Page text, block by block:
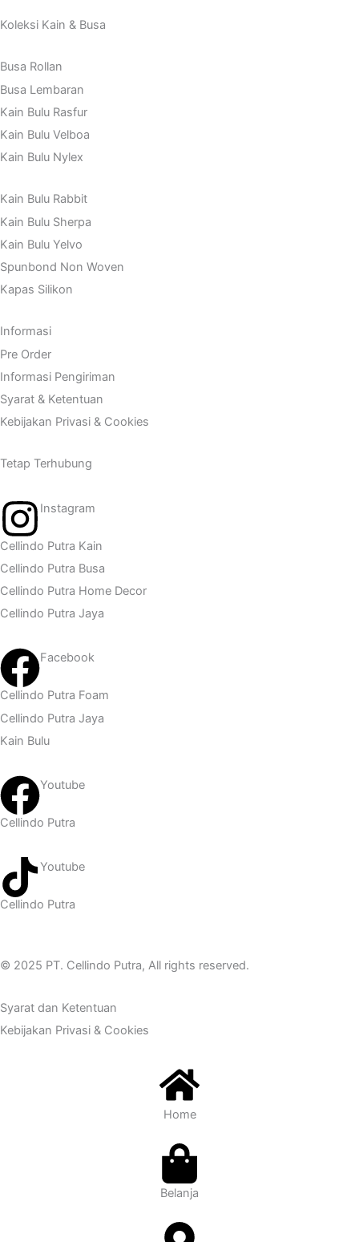
Koleksi Kain & Busa
Busa Rollan
Busa Lembaran
Kain Bulu Rasfur
Kain Bulu Velboa
Kain Bulu Nylex
Kain Bulu Rabbit
Kain Bulu Sherpa
Kain Bulu Yelvo
Spunbond Non Woven
Kapas Silikon
Informasi
Pre Order
Informasi Pengiriman
Syarat & Ketentuan
Kebijakan Privasi & Cookies
Tetap Terhubung
Instagram
Cellindo Putra Kain
Cellindo Putra Busa
Cellindo Putra Home Decor
Cellindo Putra Jaya
Facebook
Cellindo Putra Foam
Cellindo Putra Jaya
Kain Bulu
Youtube
Cellindo Putra
Youtube
Cellindo Putra
© 2025 PT. Cellindo Putra, All rights reserved.
Syarat dan Ketentuan
Kebijakan Privasi & Cookies
Home
Belanja